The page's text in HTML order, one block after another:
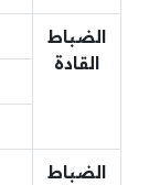
الضباط
القادة
الضباط